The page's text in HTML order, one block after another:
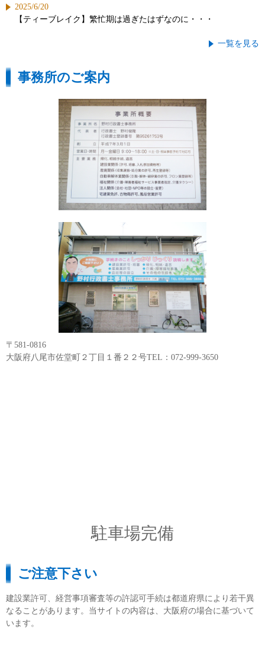
2025/6/20
【ティーブレイク】繁忙期は過ぎたはずなのに・・・
一覧を見る
事務所のご案内
〒581-0816
大阪府八尾市佐堂町２丁目１番２２号TEL：072-999-3650
駐車場完備
ご注意下さい
建設業許可、経営事項審査等の許認可手続は都道府県により若干異
なることがあります。当サイトの内容は、大阪府の場合に基づいて
います。